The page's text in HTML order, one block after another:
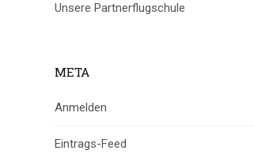
Unsere Partnerflugschule
META
Anmelden
Eintrags-Feed